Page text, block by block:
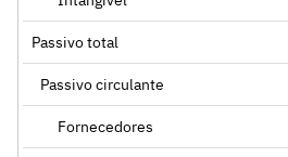
Passivo total
Passivo circulante
Fornecedores